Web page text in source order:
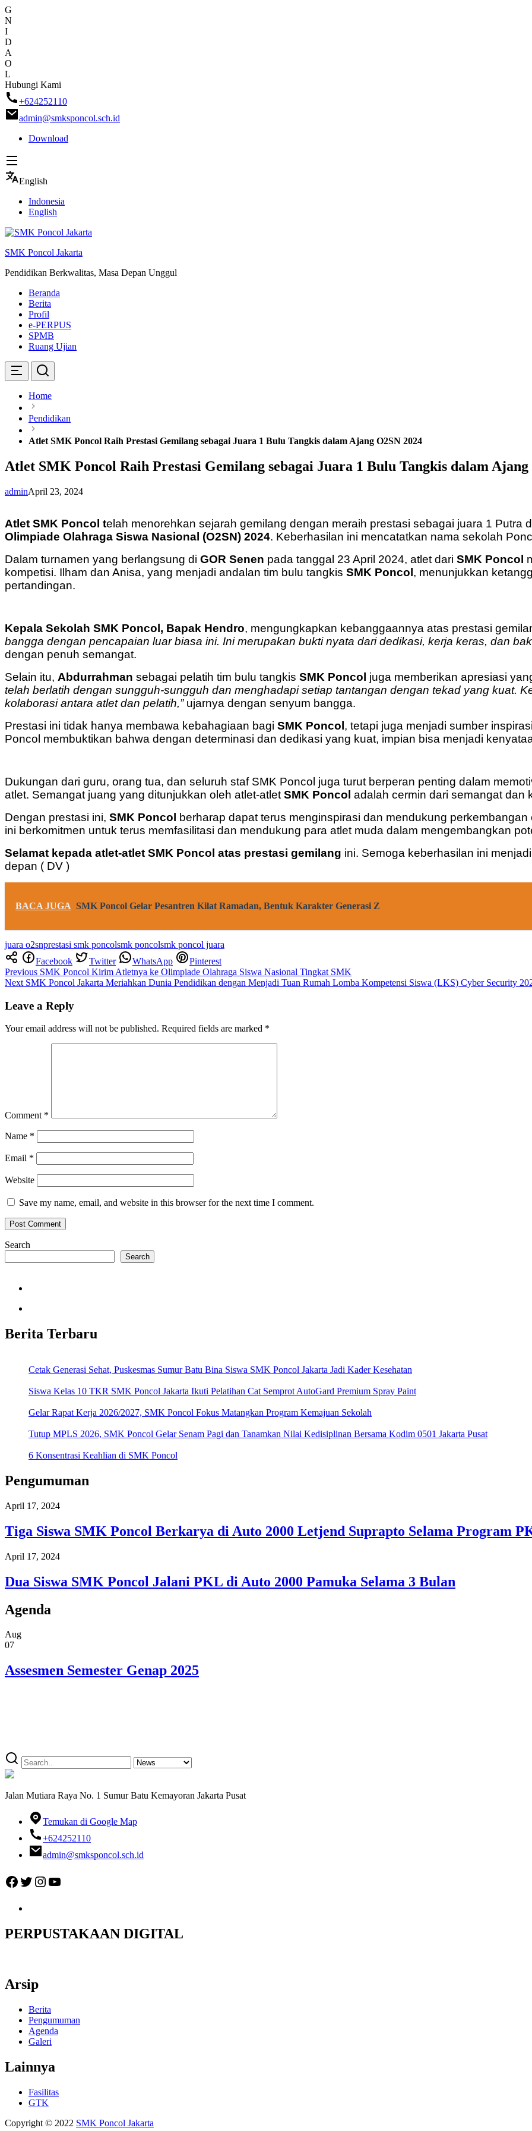
G
N
I
D
A
O
L
Skip
to
content
Hubungi Kami
+624252110
admin@smksponcol.sch.id
Download
English
Indonesia
English
SMK Poncol Jakarta
Pendidikan Berkwalitas, Masa Depan Unggul
Beranda
Berita
Profil
e-PERPUS
SPMB
Ruang Ujian
Home
Pendidikan
Atlet SMK Poncol Raih Prestasi Gemilang sebagai Juara 1 Bulu Tangkis dalam Ajang O2SN 2024
Atlet SMK Poncol Raih Prestasi Gemilang sebagai Juara 1 Bulu Tangkis dalam Ajang
adminApril 23, 2024
Atlet SMK Poncol telah menorehkan sejarah gemilang dengan meraih prestasi sebagai juara 1
Olimpiade Olahraga Siswa Nasional (O2SN) 2024. Keberhasilan ini mencatatkan nama sekolah
Dalam turnamen yang berlangsung di GOR Senen pada tanggal 23 April 2024, atlet dari SMK Poncol
kompetisi. Ilham dan Anisa, yang menjadi andalan tim bulu tangkis SMK Poncol, menunjukkan
pertandingan.
Kepala Sekolah SMK Poncol, Bapak Hendro, mengungkapkan kebanggaannya atas prestasi
bangga dengan pencapaian luar biasa ini. Ini merupakan bukti nyata dari dedikasi, kerja keras, dan
dengan penuh semangat.
Selain itu, Abdurrahman sebagai pelatih tim bulu tangkis SMK Poncol juga memberikan apresiasi
telah berlatih dengan sungguh-sungguh dan menghadapi setiap tantangan dengan tekad yang kuat.
kolaborasi antara atlet dan pelatih,”ujarnya dengan senyum bangga.
Prestasi ini tidak hanya membawa kebahagiaan bagi SMK Poncol, tetapi juga menjadi sumber
Poncol membuktikan bahwa dengan determinasi dan dedikasi yang kuat, impian bisa menjadi
Dukungan dari guru, orang tua, dan seluruh staf SMK Poncol juga turut berperan penting dalam
atlet. Semangat juang yang ditunjukkan oleh atlet-atlet SMK Poncol adalah cermin dari semangat dan
Dengan prestasi ini, SMK Poncol berharap dapat terus menginspirasi dan mendukung
ini berkomitmen untuk terus memfasilitasi dan mendukung para atlet muda dalam mengembangkan
Selamat kepada atlet-atlet SMK Poncol atas prestasi gemilang ini. Semoga keberhasilan ini
depan ( DV )
BACA JUGA SMK Poncol Gelar Pesantren Kilat Ramadan, Bentuk Karakter Generasi Z
juara o2snprestasi smk poncolsmk poncolsmk poncol juara
Facebook
Twitter WhatsApp Pinterest
Post
navigation
Previous SMK Poncol Kirim Atletnya ke Olimpiade Olahraga Siswa Nasional Tingkat SMK
Next SMK Poncol Jakarta Meriahkan Dunia Pendidikan dengan Menjadi Tuan Rumah Lomba Kompetensi Siswa (LKS) Cyber Security
Leave a Reply
Your email address will not be published. Required fields are marked *
Comment *
Name *
Email *
Website
Save my name, email, and website in this browser for the next time I comment.
Search
Search
Berita Terbaru
Cetak Generasi Sehat, Puskesmas Sumur Batu Bina Siswa SMK Poncol Jakarta Jadi Kader Kesehatan
Siswa Kelas 10 TKR SMK Poncol Jakarta Ikuti Pelatihan Cat Semprot AutoGard Premium Spray Paint
Gelar Rapat Kerja 2026/2027, SMK Poncol Fokus Matangkan Program Kemajuan Sekolah
Tutup MPLS 2026, SMK Poncol Gelar Senam Pagi dan Tanamkan Nilai Kedisiplinan Bersama Kodim 0501 Jakarta Pusat
6 Konsentrasi Keahlian di SMK Poncol
Pengumuman
April 17, 2024
Tiga Siswa SMK Poncol Berkarya di Auto 2000 Letjend Suprapto Selama Program
April 17, 2024
Dua Siswa SMK Poncol Jalani PKL di Auto 2000 Pamuka Selama 3 Bulan
Agenda
Aug
07
Assesmen Semester Genap 2025
Jalan Mutiara Raya No. 1 Sumur Batu Kemayoran Jakarta Pusat
Temukan di Google Map
+624252110
admin@smksponcol.sch.id
Facebook
Twitter
Instagram
YouTube
PERPUSTAKAAN DIGITAL
Arsip
Berita
Pengumuman
Agenda
Galeri
Lainnya
Fasilitas
GTK
Copyright © 2022 SMK Poncol Jakarta